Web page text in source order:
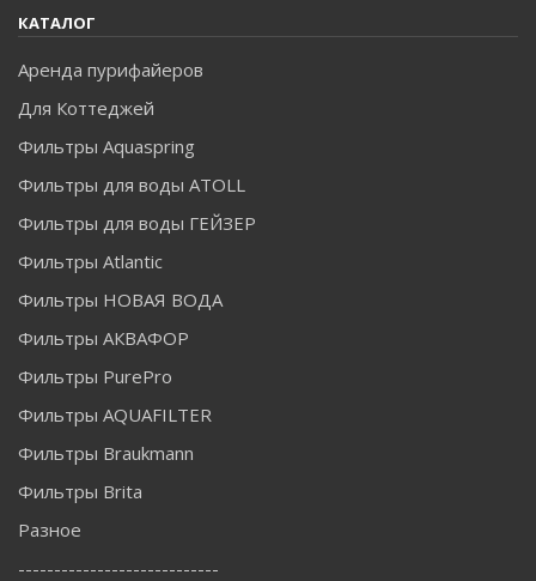
КАТАЛОГ
Аренда пурифайеров
Для Коттеджей
Фильтры Aquaspring
Фильтры для воды ATOLL
Фильтры для воды ГЕЙЗЕР
Фильтры Atlantic
Фильтры НОВАЯ ВОДА
Фильтры АКВАФОР
Фильтры PurePro
Фильтры AQUAFILTER
Фильтры Braukmann
Фильтры Brita
Разное
----------------------------